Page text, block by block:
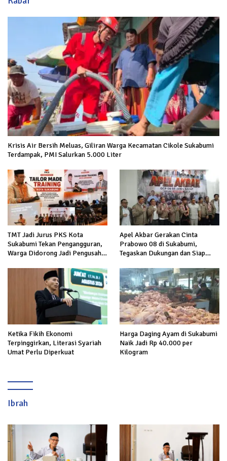
Krisis Air Bersih Meluas, Giliran Warga Kecamatan Cikole Sukabumi
Terdampak, PMI Salurkan 5.000 Liter
TMT Jadi Jurus PKS Kota
Sukabumi Tekan Pengangguran,
Warga Didorong Jadi Pengusaha
Apel Akbar Gerakan Cinta
Prabowo 08 di Sukabumi,
Tegaskan Dukungan dan Siap
Prabowo
Ketika Fikih Ekonomi
Terpinggirkan, Literasi Syariah
Umat Perlu Diperkuat
Harga Daging Ayam di Sukabumi
Naik Jadi Rp 40.000 per
Kilogram
Ibrah